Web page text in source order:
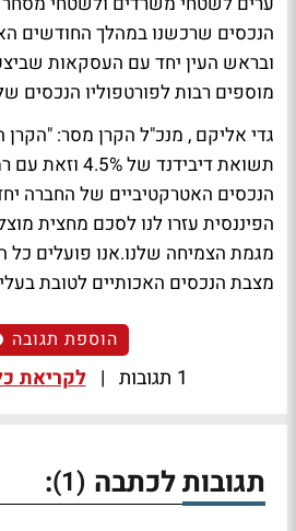
הנכסים שרכשנו במהלך החודשים
ובראש העין יחד עם העסקאות
מוספים רבות לפורטפוליו הנכסים
גדי אליקם , מנכ"ל הקרן מסר:
תשואת דיבידנד
הנכסים האטרקטיביים של החברה
הפיננסית עזרו לנו לסכם מחצית
מגמת הצמיחה שלנו.אנו פועלים כל
מצבת הנכסים האכותיים לטובת
הוספת תגובה
1 תגובות | לקריאת
תגובות לכתבה (1)
: